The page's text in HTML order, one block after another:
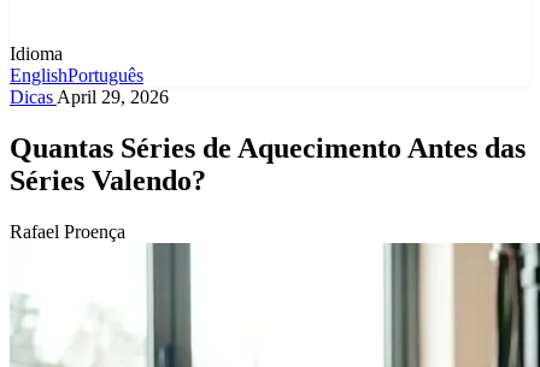
Idioma
EnglishPortuguês
Dicas April 29, 2026
Quantas Séries de Aquecimento Antes das
Séries Valendo?
Rafael Proença